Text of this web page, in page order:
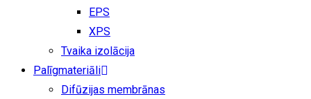
EPS
XPS
Tvaika izolācija
Palīgmateriāli
Difūzijas membrānas